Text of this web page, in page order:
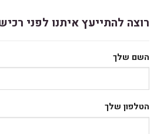
רוצה להתייעץ איתנו לפני
השם שלך
הטלפון שלך